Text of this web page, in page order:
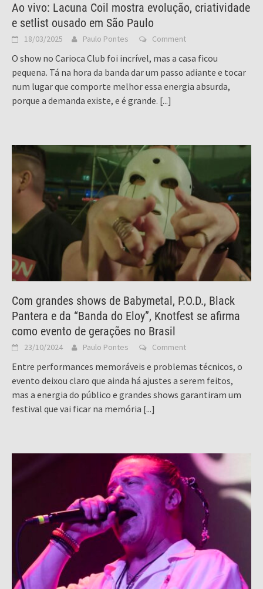
Ao vivo: Lacuna Coil mostra evolução, criatividade
e setlist ousado em São Paulo
18/03/2025 Paulo Pontes Comment
O show no Carioca Club foi incrível, mas a casa ficou
pequena. Tá na hora da banda dar um passo adiante e tocar
num lugar que comporte melhor essa energia absurda,
porque a demanda existe, e é grande. [...]
Com grandes shows de Babymetal, P.O.D., Black
Pantera e da “Banda do Eloy”, Knotfest se afirma
como evento de gerações no Brasil
23/10/2024 Paulo Pontes Comment
Entre performances memoráveis e problemas técnicos, o
evento deixou claro que ainda há ajustes a serem feitos,
mas a energia do público e grandes shows garantiram um
festival que vai ficar na memória [...]